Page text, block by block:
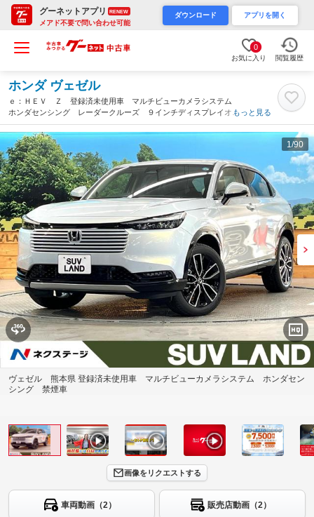
グーネットアプリ RENEW
メアド不要で問い合わせ可能
ダウンロード アプリを開く
0
お気に入り 閲覧履歴
ホンダ ヴェゼル
ｅ：ＨＥＶ Ｚ 登録済未使用車 マルチビューカメラシステム
ホンダセンシング レーダークルーズ ９インチディスプレイオー
ディオ 電動リアゲート ハーフレザーシート クリアランスソナ
ー ＬＥＤヘッド ＥＴＣ２．０（熊本県）
もっと見る
1 /90
ヴェゼル 熊本県 登録済未使用車 マルチビューカメラシステム ホンダセン
シング 禁煙車
画像をリクエストする
車両動画（2） 販売店動画（2）